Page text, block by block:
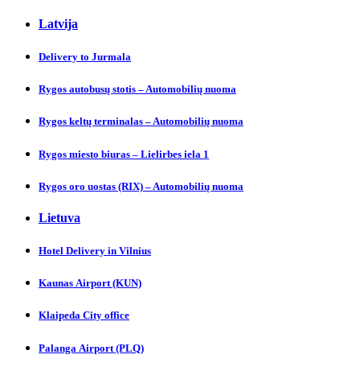
Latvija
Delivery to Jurmalа
Rygos autobusų stotis – Automobilių nuoma
Rygos keltų terminalas – Automobilių nuoma
Rygos miesto biuras – Lielirbes iela 1
Rygos oro uostas (RIX) – Automobilių nuoma
Lietuva
Hotel Delivery in Vilnіus
Kaunas Аirport (KUN)
Klaipeda City officе
Palanga Аirport (PLQ)